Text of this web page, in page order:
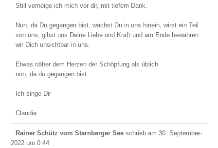
Still verneige ich mich vor dir, mit tiefem Dank.
Nun, da Du gegangen bist, wächst Du in uns hinein, wirst ein Teil
von uns, gibst uns Deine Liebe und Kraft und am Ende bewahren
wir Dich unsichtbar in uns.
Etwas näher dem Herzen der Schöpfung als üblich
nun, da du gegangen bist.
Ich singe Dir
Claudia
Rainer Schütz vom Starnberger Seeschrieb am 30. September
2022 um 0:44
...